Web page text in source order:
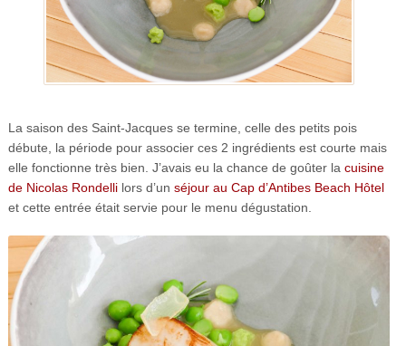
La saison des Saint-Jacques se termine, celle des petits pois
débute, la période pour associer ces 2 ingrédients est courte mais
elle fonctionne très bien. J’avais eu la chance de goûter la cuisine
de Nicolas Rondellilors d’un séjour au Cap d’Antibes Beach Hôtel
et cette entrée était servie pour le menu dégustation.